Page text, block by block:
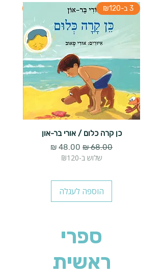
3 ב-₪120
כן קרה כלום / אורי בר-און
מחיר רגיל מחיר מבצע
שלוש ב-₪120
הוספה לעגלה
ספרי
ראשית